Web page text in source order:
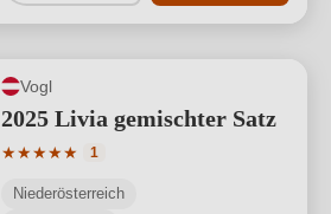
Vogl
2025 Livia gemischter Satz
★★★★★
Durchschnittliche Bewertung von 5
1
Niederösterreich